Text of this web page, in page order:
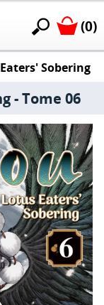
(0)
Sobering
- Tome 06